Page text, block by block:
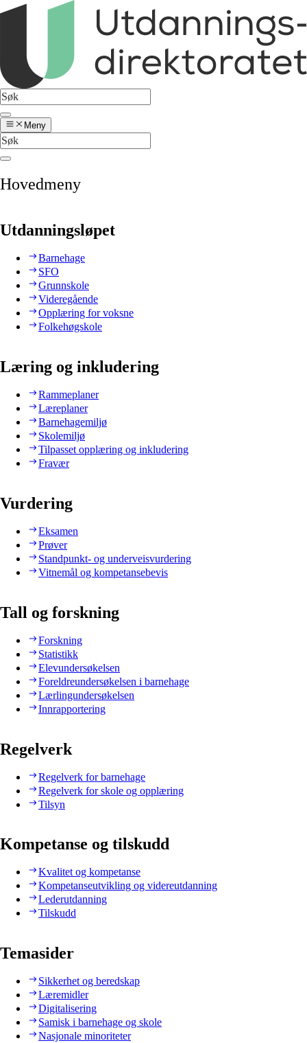
Meny
Hovedmeny
Utdanningsløpet
Barnehage
SFO
Grunnskole
Videregående
Opplæring for voksne
Folkehøgskole
Læring og inkludering
Rammeplaner
Læreplaner
Barnehagemiljø
Skolemiljø
Tilpasset opplæring og inkludering
Fravær
Vurdering
Eksamen
Prøver
Standpunkt- og underveisvurdering
Vitnemål og kompetansebevis
Tall og forskning
Forskning
Statistikk
Elevundersøkelsen
Foreldreundersøkelsen i barnehage
Lærlingundersøkelsen
Innrapportering
Regelverk
Regelverk for barnehage
Regelverk for skole og opplæring
Tilsyn
Kompetanse og tilskudd
Kvalitet og kompetanse
Kompetanseutvikling og videreutdanning
Lederutdanning
Tilskudd
Temasider
Sikkerhet og beredskap
Læremidler
Digitalisering
Samisk i barnehage og skole
Nasjonale minoriteter